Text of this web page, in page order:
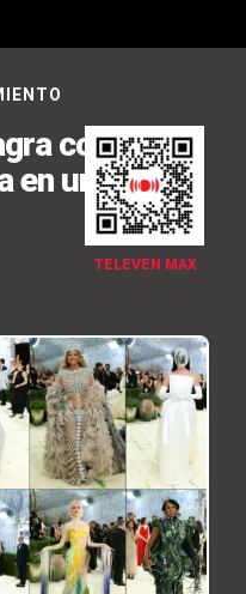
TELEVEN MAX
como
en una Met